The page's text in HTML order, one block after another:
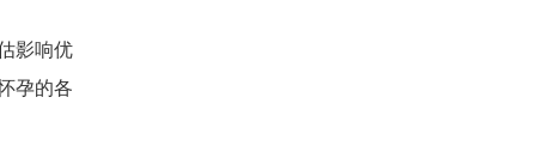
影响优
孕的各